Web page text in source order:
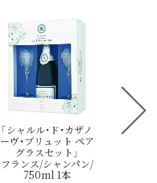
「シャルル・ド・カザノ
ーヴ・ブリュット ペア
グラスセット」
フランス/シャンパン/
750ml 1本